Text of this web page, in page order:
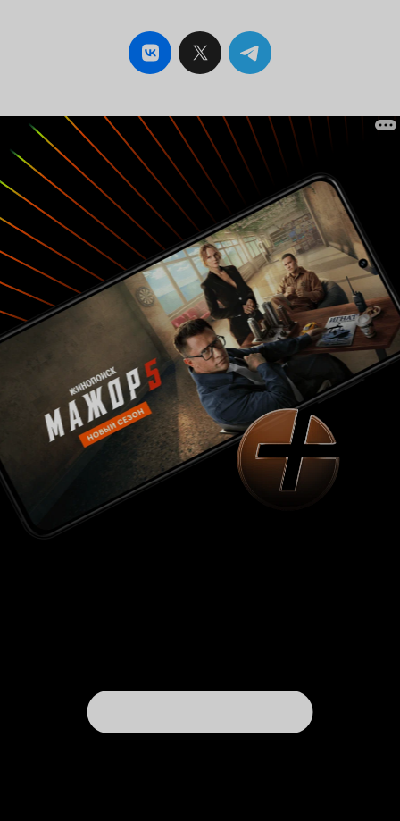
Издраил бы все сортиры, прорыл бы весь плац
до Китая бесконечными пробежками, и т.д. Но
тут будто знаете, посыл такой, что армия - это
приспосабливаться и выживать в суровых
условиях, выполнять приказы и держаться
своих, а такое некое увеселительное место, где
вкусно и разнообразно кормят, чуть ли не на
уровне ресторанов, все бесконечно добры и
лишь чуть суровы, а ты можешь докладывать,
что стрельбу окончил и пожаловаться на бо-бо
в пальчике. Ну и конечно же не обошлось и без
стандартной помойки реалити в виде наездов
и разборок. На 'ботоксных принцесс
Инстаграма' тоже без боли не взглянешь. Их
отличает также огромное количество
искусственности: от операций и до косметики,
они даже выехали в эти ясельные войска в...
внимание... вечерних платьях! Они крутятся на
шестах, оператор снимает их титьки. Я вообще
не против демонстрации груди, но от реалити
на военную тему ждешь как бы иного. И такого
фансервиса там много. Ладно цирк, я уже
привычен к этому, но самое худшее, если эти
камуфляжные ясельки - реальное отражение
женских частей. Потому что в таких яслях не
вымуштруют солдата. Из них выпустят
бесполезное и избалованное, обвешанное
аммуницией дитятю, на которое мужики из
реальных частей будут смотреть, как на
ромашку, от которой пользы - ноль. А если это
инстаграмных любительниц скальпелей и
инъекций, по слуху - от типичных разговоров
представительниц культуры гопниц, по